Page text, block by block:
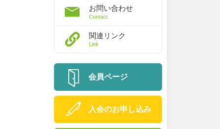
お問い合わせ
Contact
関連リンク
Link
会員ページ
入会のお申し込み